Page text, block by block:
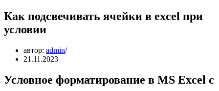
Как подсвечивать ячейки в excel при
условии
автор: admin
21.11.2023
Условное форматирование в MS Excel с